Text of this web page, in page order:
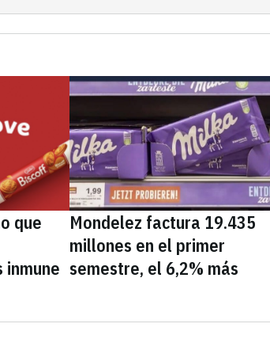
que
inmune
Mondelez factura 19.435
millones en el primer
semestre, el 6,2% más